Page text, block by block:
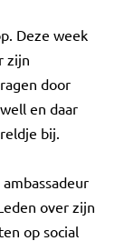
Deze week
zijn
door
en daar
bij.
over zijn
op social